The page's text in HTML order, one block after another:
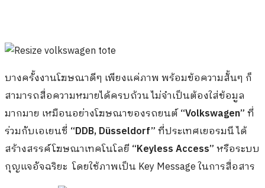
บางครั้งงานโฆษณาดีๆ เพียงแค่ภาพ พร้อมข้อความสั้นๆ ก็
สามารถสื่อความหมายได้ครบถ้วน ไม่จำเป็นต้องใส่ข้อมูล
มากมาย เหมือนอย่างโฆษณาของรถยนต์“Volkswagen”ที่
ร่วมกับเอเยนซี่ “DDB, Düsseldorf”ที่ประเทศเยอรมนี ได้
สร้างสรรค์โฆษณาเทคโนโลยี “Keyless Access”หรือระบบ
กุญแจอัจฉริยะ โดยใช้ภาพเป็น Key Message ในการสื่อสาร